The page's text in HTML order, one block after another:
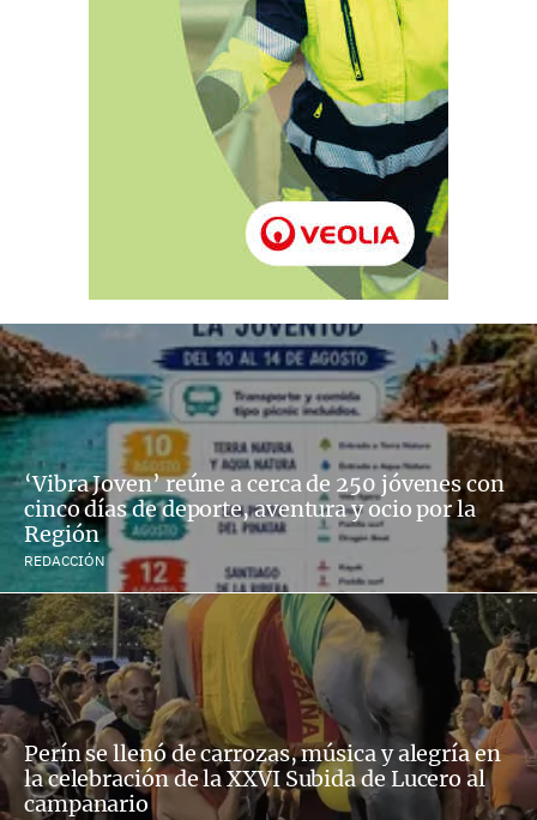
‘Vibra Joven’ reúne a cerca de 250 jóvenes con
cinco días de deporte, aventura y ocio por la
Región
REDACCIÓN
Perín se llenó de carrozas, música y alegría en
la celebración de la XXVI Subida de Lucero al
campanario